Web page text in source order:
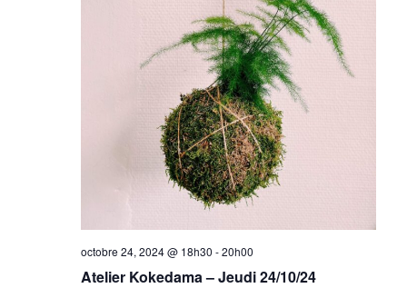
octobre 24, 2024 @ 18h30 -20h00
Atelier Kokedama – Jeudi 24/10/24